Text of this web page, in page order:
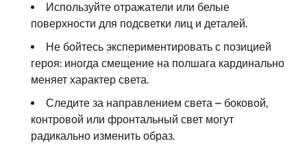
Используйте отражатели или белые
поверхности для подсветки лиц и деталей.
Не бойтесь экспериментировать с позицией
героя: иногда смещение на полшага кардинально
меняет характер света.
Следите за направлением света – боковой,
контровой или фронтальный свет могут
радикально изменить образ.